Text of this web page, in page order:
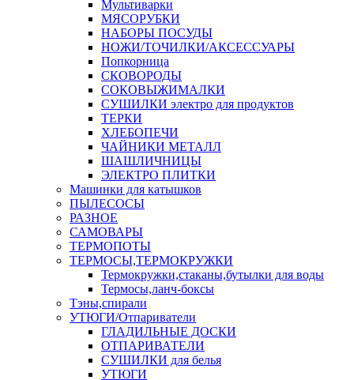
Мультиварки
МЯСОРУБКИ
НАБОРЫ ПОСУДЫ
НОЖИ/ТОЧИЛКИ/АКСЕССУАРЫ
Попкорница
СКОВОРОДЫ
СОКОВЫЖИМАЛКИ
СУШИЛКИ электро для продуктов
ТЕРКИ
ХЛЕБОПЕЧИ
ЧАЙНИКИ МЕТАЛЛ
ШАШЛИЧНИЦЫ
ЭЛЕКТРО ПЛИТКИ
Машинки для катышков
ПЫЛЕСОСЫ
РАЗНОЕ
САМОВАРЫ
ТЕРМОПОТЫ
ТЕРМОСЫ,ТЕРМОКРУЖКИ
Термокружки,стаканы,бутылки для воды
Термосы,ланч-боксы
Тэны,спирали
УТЮГИ/Отпариватели
ГЛАДИЛЬНЫЕ ДОСКИ
ОТПАРИВАТЕЛИ
СУШИЛКИ для белья
УТЮГИ